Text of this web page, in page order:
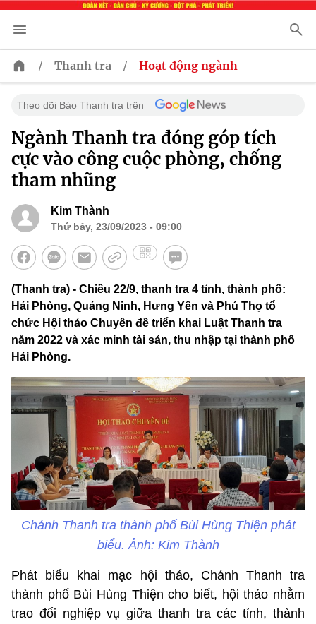
/ Thanh tra / Hoạt động ngành
Theo dõi Báo Thanh tra trên
Ngành Thanh tra đóng góp tích
cực vào công cuộc phòng, chống
tham nhũng
Kim Thành
Thứ bảy, 23/09/2023 - 09:00
(Thanh tra) - Chiều 22/9, thanh tra 4 tỉnh, thành phố:
Hải Phòng, Quảng Ninh, Hưng Yên và Phú Thọ tổ
chức Hội thảo Chuyên đề triển khai Luật Thanh tra
năm 2022 và xác minh tài sản, thu nhập tại thành phố
Hải Phòng.
Chánh Thanh tra thành phố Bùi Hùng Thiện phát
biểu. Ảnh: Kim Thành
Phát biểu khai mạc hội thảo, Chánh Thanh tra
thành phố Bùi Hùng Thiện cho biết, hội thảo nhằm
trao đổi nghiệp vụ giữa thanh tra các tỉnh, thành